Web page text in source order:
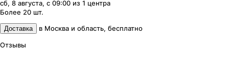
сб, 8 августа, с 09:00 из 1 центра
Более 20 шт.
Доставка в Москва и область, бесплатно
Отзывы